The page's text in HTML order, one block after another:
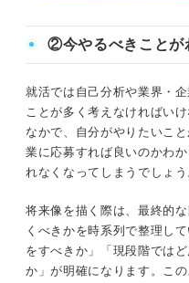
②今やるべきことが
就活では自己分析や業界・
ことが多く考えなければい
なかで、自分がやりたいこ
業に応募すれば良いのかわ
れなくなってしまうでしょう
将来像を描く際は、最終的
くべきかを時系列で整理し
をすべきか」「現段階では
か」が明確になります。こ